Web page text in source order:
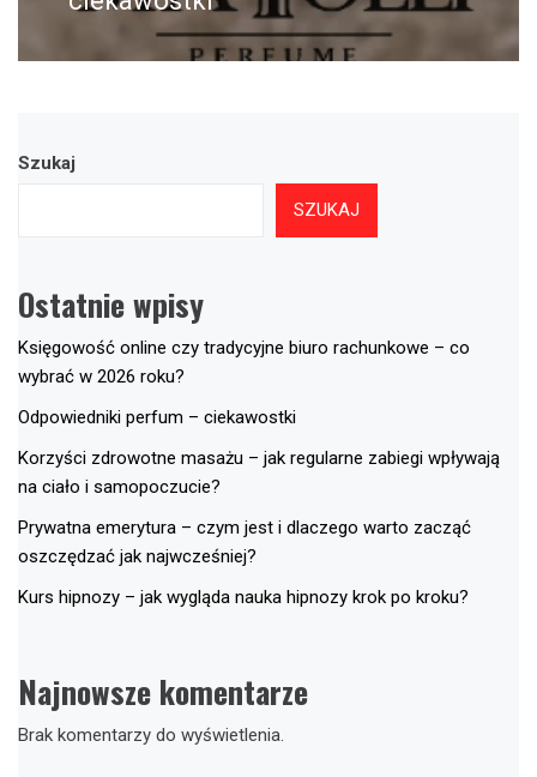
Szukaj
SZUKAJ
Ostatnie wpisy
Księgowość online czy tradycyjne biuro rachunkowe – co
wybrać w 2026 roku?
Odpowiedniki perfum – ciekawostki
Korzyści zdrowotne masażu – jak regularne zabiegi wpływają
na ciało i samopoczucie?
Prywatna emerytura – czym jest i dlaczego warto zacząć
oszczędzać jak najwcześniej?
Kurs hipnozy – jak wygląda nauka hipnozy krok po kroku?
Najnowsze komentarze
Brak komentarzy do wyświetlenia.